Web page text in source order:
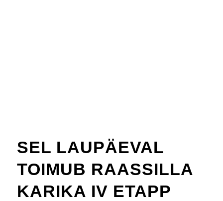
SEL LAUPÄEVAL
TOIMUB RAASSILLA
KARIKA IV ETAPP